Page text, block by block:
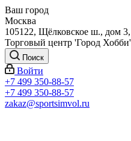
Ваш город
Москва
105122, Щёлковское ш., дом
Торговый центр 'Город Хобби'
Поиск
Войти
+7 499 350-88-57
+7 499 350-88-57
zakaz@sportsimvol.ru